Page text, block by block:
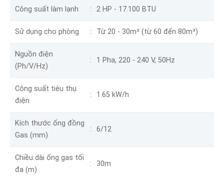
Công suất làm lạnh 2 HP - 17.100 BTU
Sử dụng cho phòng Từ 20 - 30m² (từ 60 đến 80m³)
Nguồn điện
(Ph/V/Hz)
1 Pha, 220 - 240 V, 50Hz
Công suất tiêu thụ
điện
1.65 kW/h
Kích thước ống đồng
Gas (mm)
6/12
Chiều dài ống gas tối
đa (m)
30m